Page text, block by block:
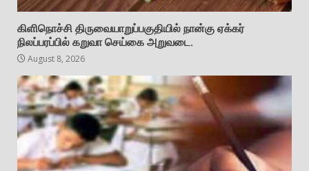
கிளிநொச்சி திருவையாறுப்பகுதியில் நான்கு ஏக்கர்
நிலப்பரப்பில் கறுவா செய்கை அறுவடை.
August 8, 2026